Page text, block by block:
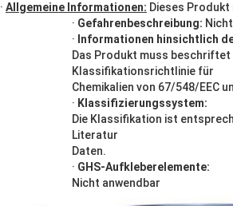
· Allgemeine Informationen: Dieses
· Gefahrenbeschreibung:
· Informationen hinsichtlich
Das Produkt muss beschriftet
Klassifikationsrichtlinie für
Chemikalien von 67/548/EEC
· Klassifizierungssystem:
Die Klassifikation ist
Literatur
Daten.
· GHS-Aufkleberelemente:
Nicht anwendbar